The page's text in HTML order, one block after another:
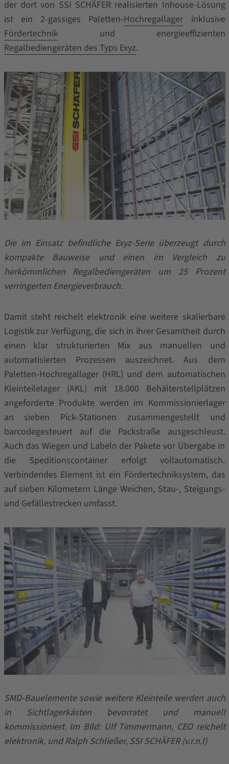
der dort von SSI SCHÄFER realisierten Inhouse-Lösung
ist ein 2-gassiges Paletten-Hochregallager inklusive
Fördertechnikund energieeffizienten
Regalbediengeräten des Typs Exyz.
Die im Einsatz befindliche Exyz-Serie überzeugt durch
kompakte Bauweise und einen im Vergleich zu
herkömmlichen Regalbediengeräten um 25 Prozent
verringerten Energieverbrauch.
Damit steht reichelt elektronik eine weitere skalierbare
Logistik zur Verfügung, die sich in ihrer Gesamtheit durch
einen klar strukturierten Mix aus manuellen und
automatisierten Prozessen auszeichnet. Aus dem
Paletten-Hochregallager (HRL) und dem automatischen
Kleinteilelager (AKL) mit 18.000 Behälterstellplätzen
angeforderte Produkte werden im Kommissionierlager
an sieben Pick-Stationen zusammengestellt und
barcodegesteuert auf die Packstraße ausgeschleust.
Auch das Wiegen und Labeln der Pakete vor Übergabe in
die Speditionscontainer erfolgt vollautomatisch.
Verbindendes Element ist ein Fördertechniksystem, das
auf sieben Kilometern Länge Weichen, Stau-, Steigungs-
und Gefällestrecken umfasst.
SMD-Bauelemente sowie weitere Kleinteile werden auch
in Sichtlagerkästen bevorratet und manuell
kommissioniert. Im Bild: Ulf Timmermann, CEO reichelt
elektronik, und Ralph Schließer, SSI SCHÄFER (v.r.n.l)